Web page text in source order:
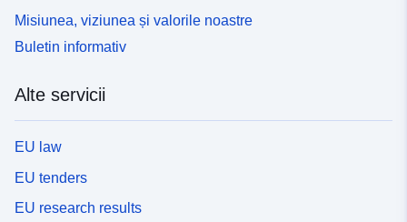
Misiunea, viziunea și valorile noastre
Buletin informativ
Alte servicii
EU law
EU tenders
EU research results